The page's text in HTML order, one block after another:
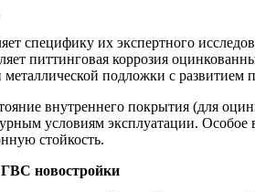
специфику их экспертного
питтинговая коррозия
подложки с развитием
внутреннего покрытия (для
условиям эксплуатации.
стойкость.
новостройки